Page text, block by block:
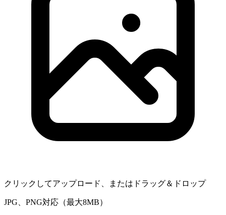
クリックしてアップロード、またはドラッグ＆ドロップ
JPG、PNG対応（最大8MB）